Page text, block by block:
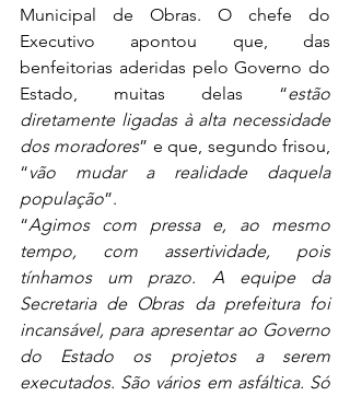
Municipal de Obras. O chefe do
Executivo apontou que, das
benfeitorias aderidas pelo Governo do
Estado, muitas delas “estão
diretamente ligadas à alta necessidade
dos moradores” e que, segundo frisou,
“vão mudar a realidade daquela
população”.
“Agimos com pressa e, ao mesmo
tempo, com assertividade, pois
tínhamos um prazo. A equipe da
Secretaria de Obras da prefeitura foi
incansável, para apresentar ao Governo
do Estado os projetos a serem
executados. São vários em asfáltica. Só